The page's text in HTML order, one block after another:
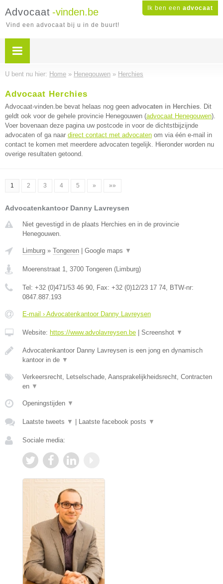
Ik ben een advocaat
Advocaat -vinden.be
Vind een advocaat bij u in de buurt!
U bent nu hier: Home » Henegouwen » Herchies
Advocaat Herchies
Advocaat-vinden.be bevat helaas nog geen advocaten in Herchies. Dit
geldt ook voor de gehele provincie Henegouwen (advocaat Henegouwen).
Voer bovenaan deze pagina uw postcode in voor de dichtstbijzijnde
advocaten of ga naar direct contact met advocaten om via één e-mail in
contact te komen met meerdere advocaten tegelijk. Hieronder worden nu
overige resultaten getoond.
1 2 3 4 5 » »»
Advocatenkantoor Danny Lavreysen
Niet gevestigd in de plaats Herchies en in de provincie
Henegouwen.
Limburg » Tongeren Google maps ▼
Moerenstraat 1, 3700 Tongeren (Limburg)
Tel: +32 (0)471/53 46 90, Fax: +32 (0)12/23 17 74, BTW-nr:
0847.887.193
E-mail › Advocatenkantoor Danny Lavreysen
Website: https://www.advolavreysen.be Screenshot ▼
Advocatenkantoor Danny Lavreysen is een jong en dynamisch
kantoor in de ▼
Verkeersrecht, Letselschade, Aansprakelijkheidsrecht, Contracten
en ▼
Openingstijden ▼
Laatste tweets ▼ Laatste facebook posts ▼
Sociale media: